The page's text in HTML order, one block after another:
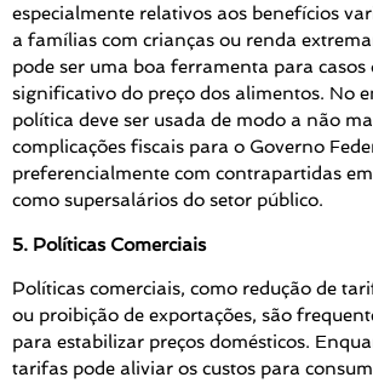
especialmente relativos aos benefícios
a famílias com crianças ou renda
pode ser uma boa ferramenta para casos
significativo do preço dos alimentos. No
política deve ser usada de modo a não
complicações fiscais para o Governo
preferencialmente com contrapartidas
como supersalários do setor público.
5. Políticas Comerciais
Políticas comerciais, como redução de
ou proibição de exportações, são
para estabilizar preços domésticos.
tarifas pode aliviar os custos para